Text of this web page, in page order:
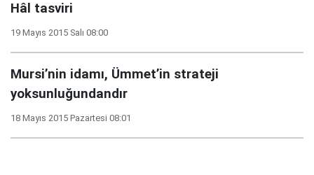
Hâl tasviri
19 Mayıs 2015 Salı 08:00
Mursi’nin idamı, Ümmet’in strateji
yoksunluğundandır
18 Mayıs 2015 Pazartesi 08:01